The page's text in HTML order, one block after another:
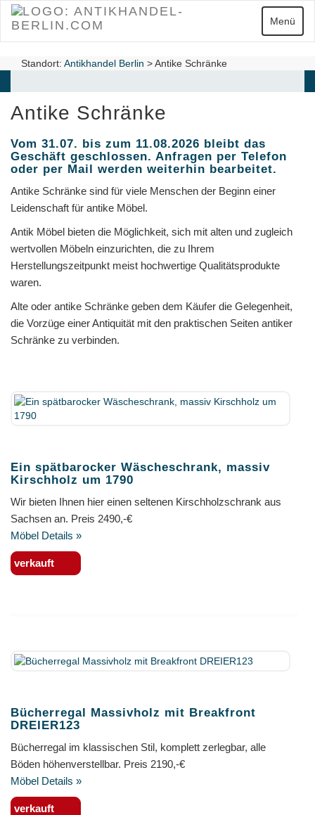
Zum
Hauptinhalt
Menü
Standort: Antikhandel Berlin >Antike Schränke
Antike Schränke
Vom 31.07. bis zum 11.08.2026 bleibt das
Geschäft geschlossen. Anfragen per Telefon
oder per Mail werden weiterhin bearbeitet.
Antike Schränke sind für viele Menschen der Beginn einer
Leidenschaft für antike Möbel.
Antik Möbel bieten die Möglichkeit, sich mit alten und zugleich
wertvollen Möbeln einzurichten, die zu Ihrem
Herstellungszeitpunkt meist hochwertige Qualitätsprodukte
waren.
Alte oder antike Schränke geben dem Käufer die Gelegenheit,
die Vorzüge einer Antiquität mit den praktischen Seiten antiker
Schränke zu verbinden.
Ein spätbarocker Wäscheschrank, massiv
Kirschholz um 1790
Wir bieten Ihnen hier einen seltenen Kirschholzschrank aus
Sachsen an. Preis 2490,-€
Möbel Details »
verkauft
Bücherregal Massivholz mit Breakfront
DREIER123
Bücherregal im klassischen Stil, komplett zerlegbar, alle
Böden höhenverstellbar. Preis 2190,-€
Möbel Details »
verkauft